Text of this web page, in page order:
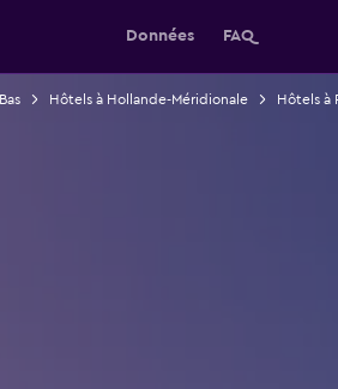
Données FAQ
Hôtels à Hollande-Méridionale Hôtels à